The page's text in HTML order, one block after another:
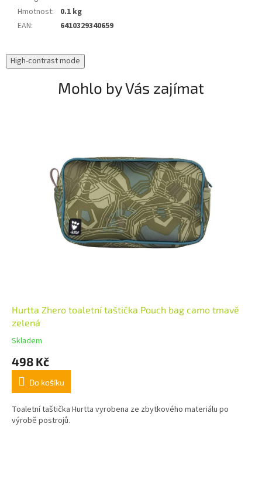
Hmotnost:
0.1 kg
EAN: 6410329340659
High-contrast mode
Mohlo by Vás zajímat
Hurtta Zhero toaletní taštička Pouch bag camo tmavě
zelená
Skladem
498 Kč
Do košíku
Toaletní taštička Hurtta vyrobena ze zbytkového materiálu po
výrobě postrojů.